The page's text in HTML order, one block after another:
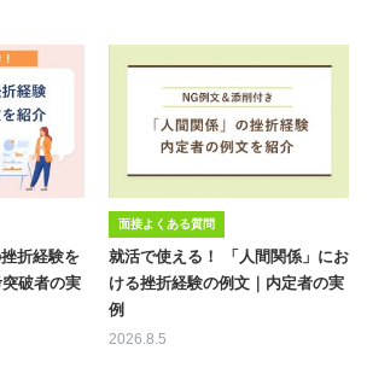
折経験を
破者の実
面接よくある質問
就活で使える！ 「人間関係」にお
ける挫折経験の例文｜内定者の実
例
2026.8.5